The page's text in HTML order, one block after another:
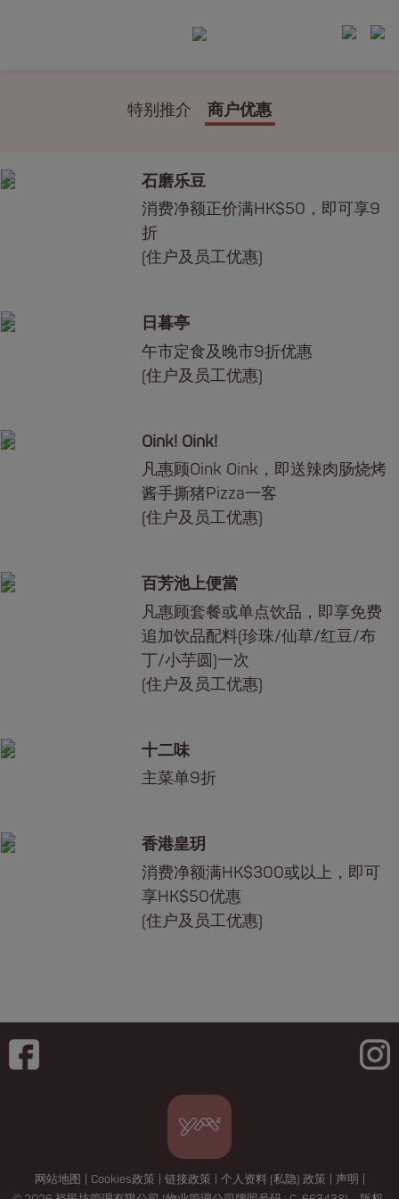
特别推介 商户优惠
石磨乐豆
消费净额正价满HK$50，即可享9
折
(住户及员工优惠)
日暮亭
午市定食及晚市9折优惠
(住户及员工优惠)
Oink! Oink!
凡惠顾Oink Oink，即送辣肉肠烧烤
酱手撕猪Pizza一客
(住户及员工优惠)
百芳池上便當
凡惠顾套餐或单点饮品，即享免费
追加饮品配料(珍珠/仙草/红豆/布
丁/小芋圆)一次
(住户及员工优惠)
十二味
主菜单9折
香港皇玥
消费净额满HK$300或以上，即可
享HK$50优惠
(住户及员工优惠)
网站地图 Cookies政策 链接政策 个人资料 (私隐) 政策 声明